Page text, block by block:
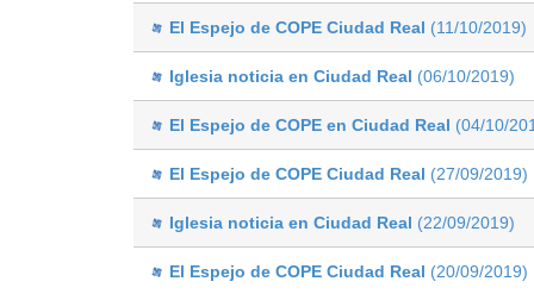
El Espejo de COPE Ciudad Real (11/10/2019)
Iglesia noticia en Ciudad Real (06/10/2019)
El Espejo de COPE en Ciudad Real (04/10/
El Espejo de COPE Ciudad Real (27/09/2019)
Iglesia noticia en Ciudad Real (22/09/2019)
El Espejo de COPE Ciudad Real (20/09/2019)